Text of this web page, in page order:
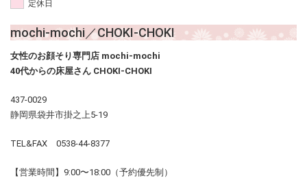
定休日
mochi-mochi／CHOKI-CHOKI
女性のお顔そり専門店 mochi-mochi
40代からの床屋さん CHOKI-CHOKI
437-0029
静岡県袋井市掛之上5-19
TEL&FAX 0538-44-8377
【営業時間】9:00〜18:00（予約優先制）